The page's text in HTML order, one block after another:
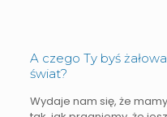
A czego Ty byś
świat?
Wydaje nam się, że